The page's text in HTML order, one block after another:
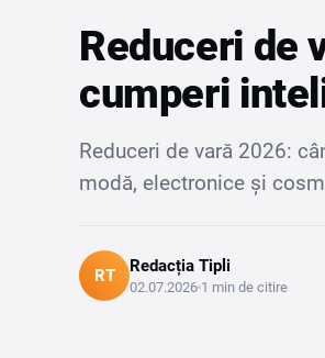
Reduceri de
cumperi
Reduceri de vară 2026:
modă, electronice și
RT Redacția Tipli
02.07.2026 1 min de citire